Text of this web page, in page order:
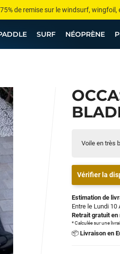
de remise sur le windsurf, wingfoil,
prix garanti — Moins cher ailleurs ? On
conseils de pro ? Appelle nous !
SURF NÉOPRÈNE
Voile en très
Vérifier la
Estimation de
Entre le Lundi 10
Retrait gratuit en
* Calculée sur une
📦 Livraison en